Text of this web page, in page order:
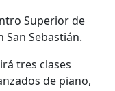
Superior de
San Sebastián.
tres clases
de piano,